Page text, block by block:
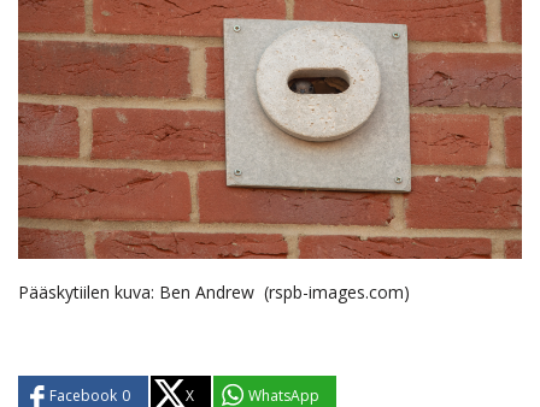
Pääskytiilen kuva: Ben Andrew (rspb-images.com)
Facebook 0 X WhatsApp